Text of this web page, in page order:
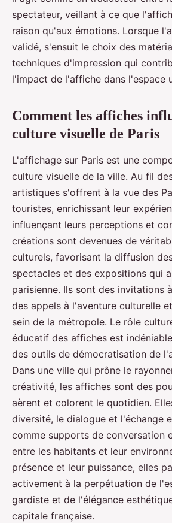
spectateur, veillant à ce que
raison qu'aux émotions. Lorsque
validé, s'ensuit le choix des
techniques d'impression qui
l'impact de l'affiche dans l'espace
Comment les affiches
culture visuelle de Paris
L'affichage sur Paris est une
culture visuelle de la ville. Au fil
artistiques s'offrent à la vue des
touristes, enrichissant leur
influençant leurs perceptions et
créations sont devenues de
culturels, favorisant la diffusion
spectacles et des expositions qui
parisienne. Ils sont des invitations
des appels à l'aventure culturelle
sein de la métropole. Le rôle
éducatif des affiches est
des outils de démocratisation de
Dans une ville qui prône le
créativité, les affiches sont des
aèrent et colorent le quotidien.
diversité, le dialogue et l'échange
comme supports de conversation
entre les habitants et leur
présence et leur puissance, elles
activement à la perpétuation de
gardiste et de l'élégance
capitale française.